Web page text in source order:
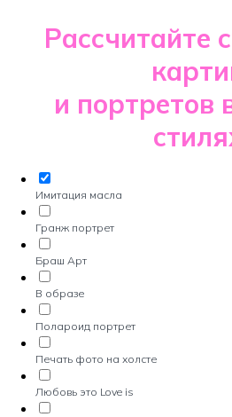
Рассчитайте
и портретов
Имитация масла
Гранж портрет
Браш Арт
В образе
Полароид портрет
Печать фото на холсте
Любовь это Love is